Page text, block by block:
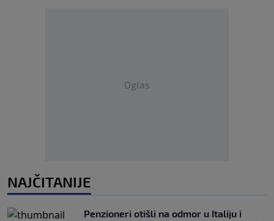
Oglas
NAJČITANIJE
Penzioneri otišli na odmor u Italiju i